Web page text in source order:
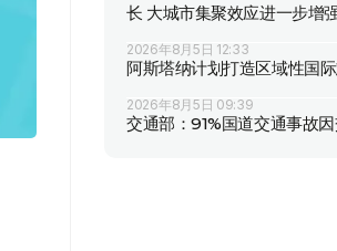
长 大城市集聚效应进一步增
2026年8月5日 12:33
阿斯塔纳计划打造区域性国
2026年8月5日 09:39
交通部：91%国道交通事故